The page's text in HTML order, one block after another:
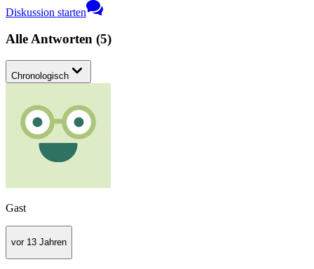
Diskussion starten
Alle Antworten (5)
Chronologisch
Gast
vor 13 Jahren